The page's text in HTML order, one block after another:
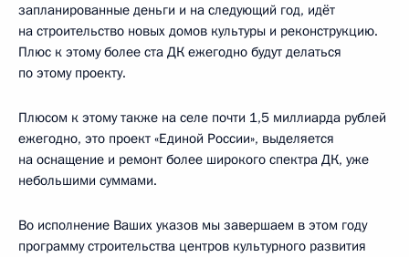
запланированные деньги и на следующий год, идёт
на строительство новых домов культуры и реконструкцию.
Плюс к этому более ста ДК ежегодно будут делаться
по этому проекту.
Плюсом к этому также на селе почти 1,5 миллиарда рублей
ежегодно, это проект «Единой России», выделяется
на оснащение и ремонт более широкого спектра ДК, уже
небольшими суммами.
Во исполнение Ваших указов мы завершаем в этом году
программу строительства центров культурного развития